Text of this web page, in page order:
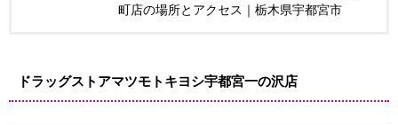
町店の場所とアクセス｜栃木県宇都宮市
ドラッグストアマツモトキヨシ宇都宮一の沢店